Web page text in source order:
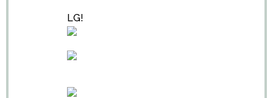
LG!